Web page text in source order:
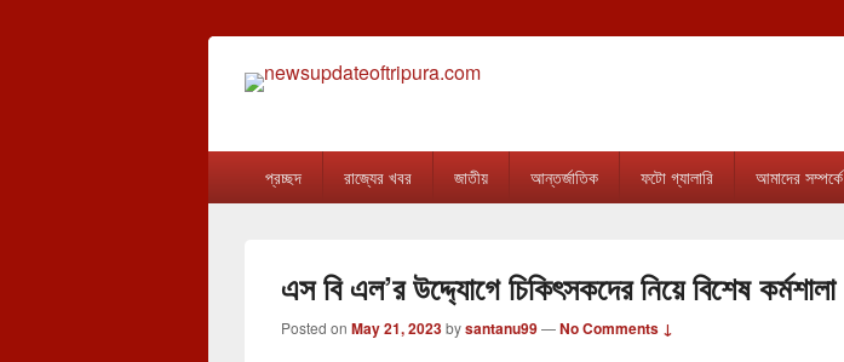
প্রচ্ছদ রাজ্যের খবর জাতীয় আন্তর্জাতিক ফটো গ্যালারি আমাদের সম্পর্কে
এস বি এল’র উদ্দ্যোগে চিকিৎসকদের নিয়ে বিশেষ কর্মশালা
Posted on May 21, 2023bysantanu99—No Comments ↓